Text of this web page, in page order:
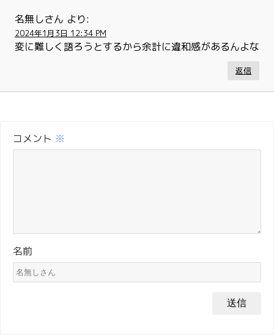
名無しさん より:
2024年1月3日 12:34 PM
変に難しく語ろうとするから余計に違和感があるんよな
返信
コメント ※
名前